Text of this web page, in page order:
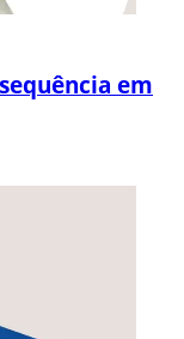
em